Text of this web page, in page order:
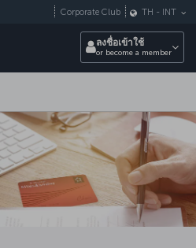
Corporate Club TH - INT
ลงชื่อเข้าใช้
or become a member